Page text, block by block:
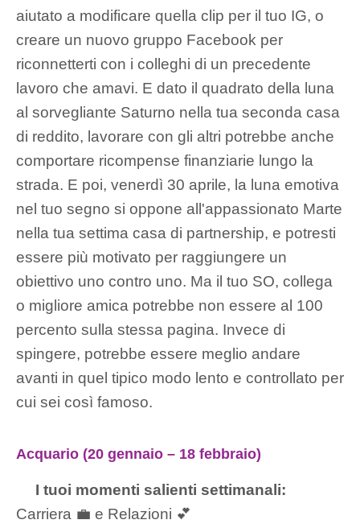
aiutato a modificare quella clip per il tuo IG, o
creare un nuovo gruppo Facebook per
riconnetterti con i colleghi di un precedente
lavoro che amavi. E dato il quadrato della luna
al sorvegliante Saturno nella tua seconda casa
di reddito, lavorare con gli altri potrebbe anche
comportare ricompense finanziarie lungo la
strada. E poi, venerdì 30 aprile, la luna emotiva
nel tuo segno si oppone all'appassionato Marte
nella tua settima casa di partnership, e potresti
essere più motivato per raggiungere un
obiettivo uno contro uno. Ma il tuo SO, collega
o migliore amica potrebbe non essere al 100
percento sulla stessa pagina. Invece di
spingere, potrebbe essere meglio andare
avanti in quel tipico modo lento e controllato per
cui sei così famoso.
Acquario (20 gennaio – 18 febbraio)
I tuoi momenti salienti settimanali:
Carriera 💼 e Relazioni 💕